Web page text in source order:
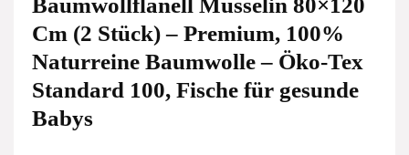
Baumwollflanell Musselin 80×120
Cm (2 Stück) – Premium, 100%
Naturreine Baumwolle – Öko-Tex
Standard 100, Fische für gesunde
Babys